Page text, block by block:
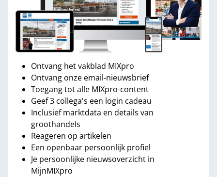
Ontvang het vakblad MIXpro
Ontvang onze email-nieuwsbrief
Toegang tot alle MIXpro-content
Geef 3 collega's een login cadeau
Inclusief marktdata en details van
groothandels
Reageren op artikelen
Een openbaar persoonlijk profiel
Je persoonlijke nieuwsoverzicht in
MijnMIXpro